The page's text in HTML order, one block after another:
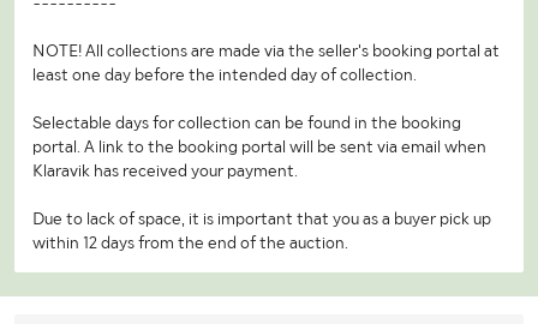
NOTE! All collections are made via the seller's booking portal at
least one day before the intended day of collection.
Selectable days for collection can be found in the booking
portal. A link to the booking portal will be sent via email when
Klaravik has received your payment.
Due to lack of space, it is important that you as a buyer pick up
within 12 days from the end of the auction.